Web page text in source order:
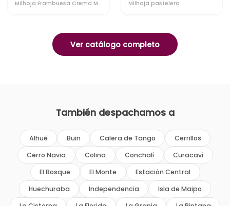
Milhoja Frambuesa Crema Manjar Milhoja pastelera
Ver catálogo completo
También despachamos a
Alhué Buin Calera de Tango
Cerrillos
Cerro Navia
Colina Conchalí
Curacaví
El Bosque
El Monte
Estación Central
Huechuraba
Independencia
Isla de Maipo